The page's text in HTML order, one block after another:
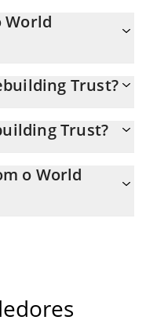
World
Trust?
Trust?
de trocar World
3commas.
o World